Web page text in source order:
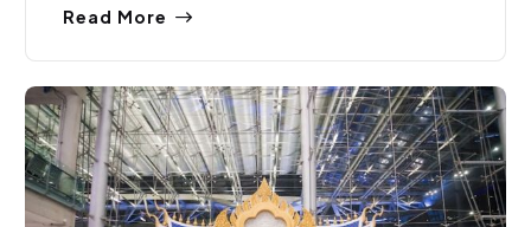
Read More
กิจกรรมคณะ,ประชาสัมพันธ์